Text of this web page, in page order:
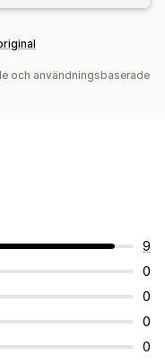
och användningsbaserade
9
0
0
0
0